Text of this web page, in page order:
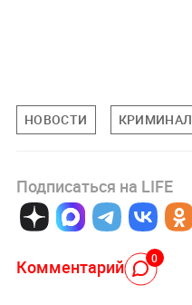
НОВОСТИ КРИМИНАЛ
Подписаться на LIFE
Комментарий 0